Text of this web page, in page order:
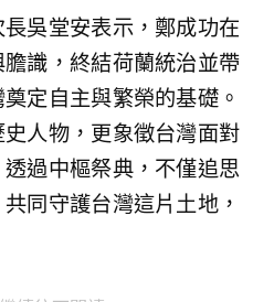
吳堂安表示，鄭成功在
識，終結荷蘭統治並帶
定自主與繁榮的基礎。
人物，更象徵台灣面對
過中樞祭典，不僅追思
同守護台灣這片土地，